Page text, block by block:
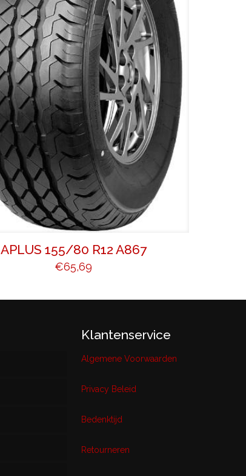
APLUS 155/80 R12 A867
€65,69
Klantenservice
Algemene Voorwaarden
Privacy Beleid
Bedenktijd
Retourneren